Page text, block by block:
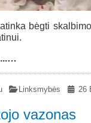
bėgti
Linksmybės
26
vazonas